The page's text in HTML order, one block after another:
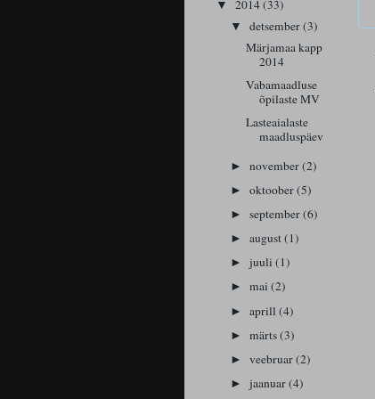
▼ 2014(33)
▼detsember(3)
Märjamaa kapp
2014
Vabamaadluse
õpilaste MV
Lasteaialaste
maadluspäev
►november(2)
►oktoober(5)
►september(6)
►august(1)
►juuli(1)
►mai(2)
►aprill(4)
►märts(3)
►veebruar(2)
►jaanuar(4)